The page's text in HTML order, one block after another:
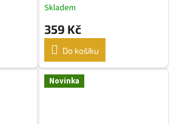
Skladem
359 Kč
Do košíku
Novinka